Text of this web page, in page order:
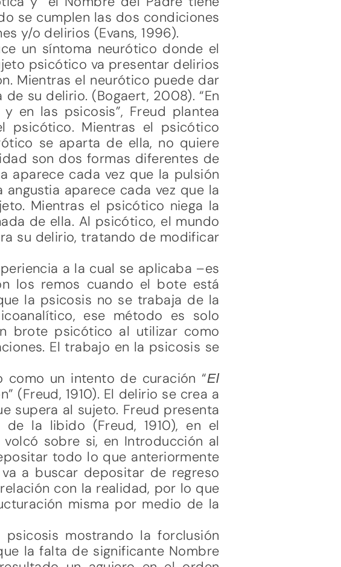
se cumplen las dos condiciones
y/o delirios (Evans, 1996).
un síntoma neurótico donde el
psicótico va presentar delirios
Mientras el neurótico puede dar
su delirio. (Bogaert, 2008). “En
en las psicosis”, Freud plantea
psicótico. Mientras el psicótico
se aparta de ella, no quiere
son dos formas diferentes de
aparece cada vez que la pulsión
aparece cada vez que la
Mientras el psicótico niega la
de ella. Al psicótico, el mundo
su delirio, tratando de modificar
a la cual se aplicaba –es
los remos cuando el bote está
la psicosis no se trabaja de la
ese método es solo
brote psicótico al utilizar como
El trabajo en la psicosis se
un intento de curación “El
(Freud, 1910). El delirio se crea a
supera al sujeto. Freud presenta
la libido (Freud, 1910), en el
sobre si, en Introducción al
todo lo que anteriormente
a buscar depositar de regreso
con la realidad, por lo que
misma por medio de la
mostrando la forclusión
la falta de significante Nombre